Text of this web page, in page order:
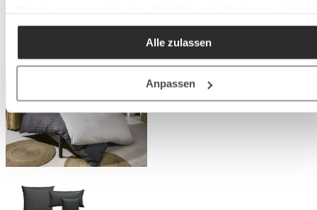
akzeptieren / etc.]“ erteilen Sie Ihre Einwilligung auch in die
Weitergabe über Ihr Verhalten in unserem Shop an unseren
Partner, die shopware AG (Ebbinghoff 10, 48624
Deutschland), die diese Daten Ihnen nicht persönlich
Produktverbesserungen, Marktverhaltensanalysen)
darf.
Alle zulassen
Anpassen